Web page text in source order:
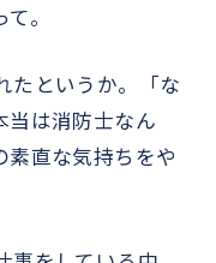
。
たというか。「な
当は消防士なん
素直な気持ちをや